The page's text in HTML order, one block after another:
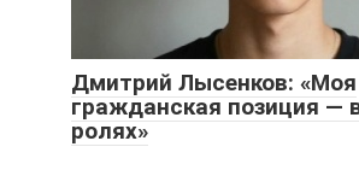
Дмитрий Лысенков: «Моя
гражданская позиция —
ролях»